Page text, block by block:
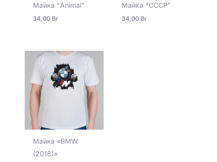
Майка "Animal"
34,00 Br
Майка "СССР"
34,00 Br
Майка «BMW
(2018)»